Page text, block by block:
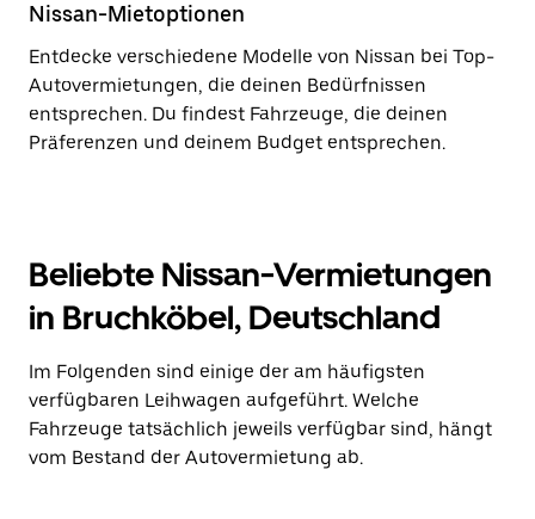
Nissan-Mietoptionen
Entdecke verschiedene Modelle von Nissan bei Top-
Autovermietungen, die deinen Bedürfnissen
entsprechen. Du findest Fahrzeuge, die deinen
Präferenzen und deinem Budget entsprechen.
Beliebte Nissan-Vermietungen
in Bruchköbel, Deutschland
Im Folgenden sind einige der am häufigsten
verfügbaren Leihwagen aufgeführt. Welche
Fahrzeuge tatsächlich jeweils verfügbar sind, hängt
vom Bestand der Autovermietung ab.